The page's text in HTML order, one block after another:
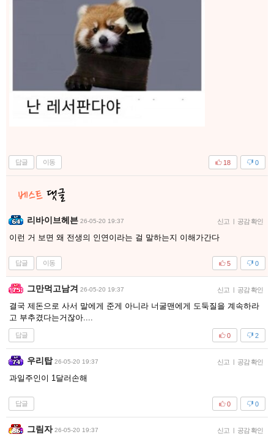
답글 이동 0
18
리바이브헤븐 26-05-20 19:37 신고 | 공감 확인
이런 거 보면 왜 전생의 인연이라는 걸 말하는지 이해가간다
답글 이동 0
5
그만먹고남겨 26-05-20 19:37 신고 | 공감 확인
결국 제돈으로 사서 말에게 준게 아니라 너굴맨에게 도둑질을 계속하라
고 부추겼다는거잖아....
답글 2
0
우리탑 26-05-20 19:37 신고 | 공감 확인
과일주인이 1달러손해
답글 0
0
그림자 26-05-20 19:37 신고 | 공감 확인